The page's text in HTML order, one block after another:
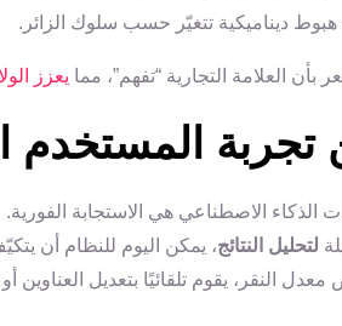
ديناميكية تتغيّر حسب سلوك الزائر.
بأن العلامة التجارية “تفهم”، مما يعزز
الذكاء الاصطناعي هي الاستجابة الفورية.
لتحليل النتائج، يمكن اليوم للنظام أن
النقر، يقوم تلقائيًا بتعديل العناوين